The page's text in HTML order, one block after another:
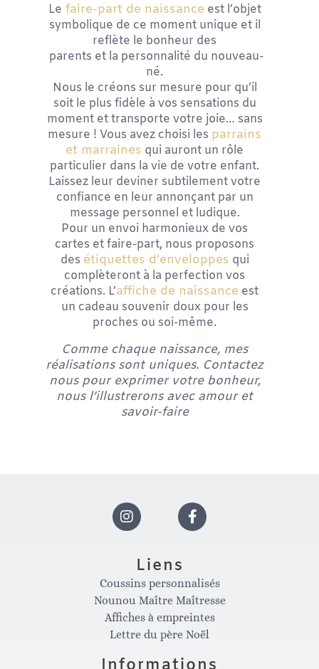
Le faire-part de naissance est l’objet
symbolique de ce moment unique et il
reflète le bonheur des
parents et la personnalité du nouveau-
né.
Nous le créons sur mesure pour qu’il
soit le plus fidèle à vos sensations du
moment et transporte votre joie… sans
mesure !Vous avez choisi les parrains
et marraines qui auront un rôle
particulier dans la vie de votre enfant.
Laissez leur deviner subtilement votre
confiance en leur annonçant par un
message personnel et ludique.
Pour un envoi harmonieux de vos
cartes et faire-part, nous proposons
des étiquettes d’enveloppes qui
complèteront à la perfection vos
créations. L’affiche de naissance est
un cadeau souvenir doux pour les
proches ou soi-même.
Comme chaque naissance, mes
réalisations sont uniques. Contactez
nous pour exprimer votre bonheur,
nous l’illustrerons avec amour et
savoir-faire
I
n
s
t
F
c
e
Liens
Coussins personnalisés
Nounou Maître Maîtresse
Affiches à empreintes
Lettre du père Noël